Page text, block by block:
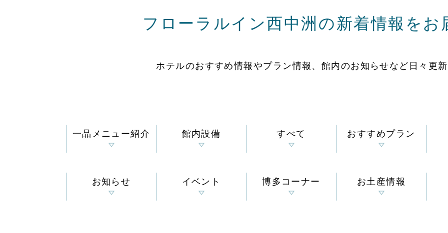
フローラルイン西中洲の新着情報を
ホテルのおすすめ情報やプラン情報、 館内のお知らせなど 日々更
一品メニュー紹介 館内設備 すべて おすすめプラン
お知らせ イベント 博多コーナー お土産情報